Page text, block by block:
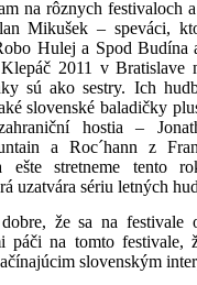
na rôznych festivaloch
Mikušek – speváci,
Hulej a Spod Budína
2011 v Bratislave
sú ako sestry. Ich
slovenské baladičky
hostia –
a Roc´hann z
ešte stretneme tento
uzatvára sériu letných
že sa na festivale
páči na tomto festivale,
slovenským